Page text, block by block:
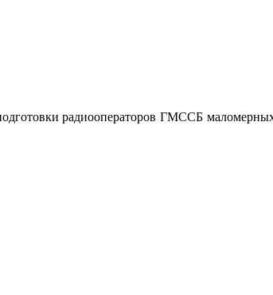
радиооператоров ГМССБ